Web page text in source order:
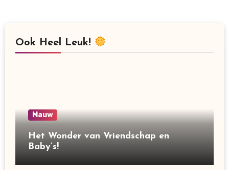
Ook Heel Leuk!
Mauw
Het Wonder van Vriendschap en
Baby’s!